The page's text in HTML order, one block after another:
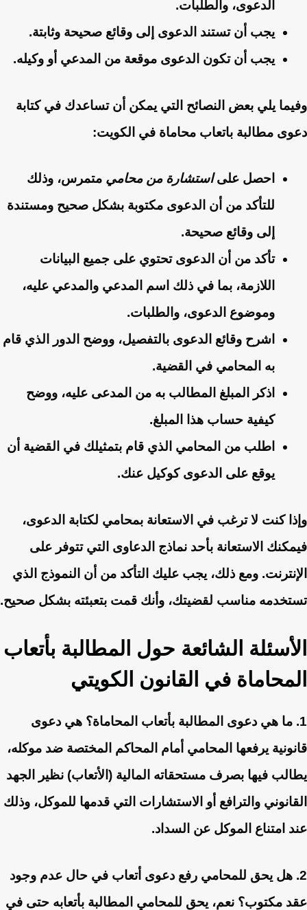
الدعوى، والطلبات.
يجب أن تستند الدعوى إلى وقائع صحيحة وثابتة.
يجب أن تكون الدعوى موقعة من المدعي أو وكيله.
وفيما يلي بعض النصائح التي يمكن أن تساعدك في كتابة
دعوى مطالبة باتعاب محاماة في الكويت:
احصل علىاستشارة من محامي متمرس، وذلك
للتأكد من أن الدعوى مكتوبة بشكل صحيح ومستندة
إلى وقائع صحيحة.
تأكد من أن الدعوى تحتوي على جميع البيانات
اللازمة، بما في ذلك اسم المدعي والمدعي عليه،
وموضوع الدعوى، والطلبات.
اشرح وقائع الدعوى بالتفصيل، ووضح الدور الذي قام
به المحامي في القضية.
اذكر المبلغ المطالب به من المدعى عليه، ووضح
كيفية حساب هذا المبلغ.
اطلب من المحامي الذي قام بتمثيلك في القضية أن
يوقع على الدعوى كوكيل عنك.
وإذا كنت لا ترغب في الاستعانة بمحامي لكتابة الدعوى،
فيمكنك الاستعانة بأحد نماذج الدعاوى التي تتوفر على
الإنترنت. ومع ذلك، يجب عليك التأكد من أن النموذج الذي
تستخدمه مناسب لقضيتك، وأنك قمت بتعبئته بشكل صحيح.
الأسئلة الشائعة حول المطالبة بأتعاب
المحاماة في القانون الكويتي
1. ما هي دعوى المطالبة بأتعاب المحاماة؟
هي دعوى
قانونية يرفعها المحامي أمام المحاكم المختصة ضد موكله،
يطالب فيها بصرف مستحقاته المالية (الأتعاب) نظير الجهد
القانوني والترافع أو الاستشارات التي قدمها للموكل، وذلك
عند امتناع الموكل عن السداد.
2. هل يحق للمحامي رفع دعوى أتعاب في حال عدم وجود
عقد مكتوب؟ نعم، يحق للمحامي المطالبة بأتعابه حتى في